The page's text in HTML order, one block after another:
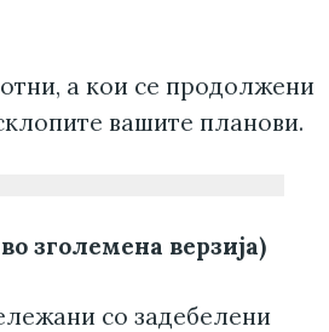
а кои се продолжени
вашите планови.
зголемена верзија)
со задебелени